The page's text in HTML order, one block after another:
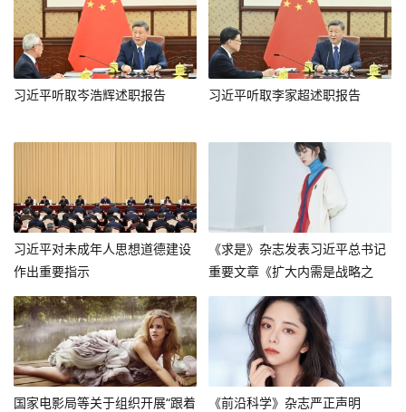
习近平听取岑浩辉述职报告 习近平听取李家超述职报告
习近平对未成年人思想道德建设
作出重要指示
《求是》杂志发表习近平总书记
重要文章《扩大内需是战略之
举》
国家电影局等关于组织开展“跟着
《前沿科学》杂志严正声明